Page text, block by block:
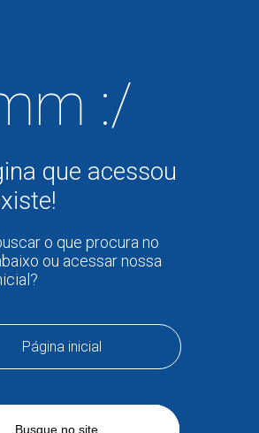
:/
que acessou
o que procura no
ou acessar nossa
Página inicial